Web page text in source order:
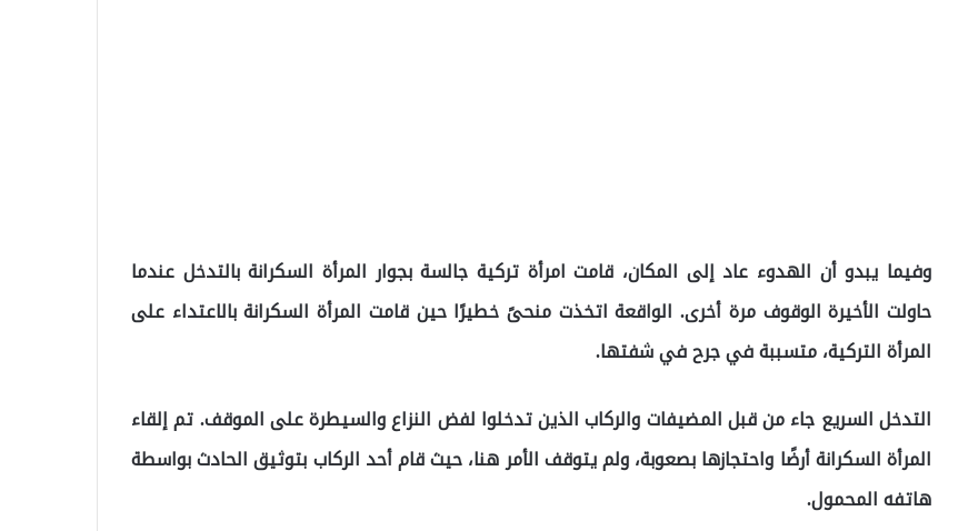
وفيما يبدو أن الهدوء عاد إلى المكان، قامت امرأة تركية جالسة بجوار المرأة السكرانة بالتدخل عندما
حاولت الأخيرة الوقوف مرة أخرى. الواقعة اتخذت منحىً خطيرًا حين قامت المرأة السكرانة بالاعتداء على
المرأة التركية، متسببة في جرح في شفتها.
التدخل السريع جاء من قبل المضيفات والركاب الذين تدخلوا لفض النزاع والسيطرة على الموقف. تم إلقاء
المرأة السكرانة أرضًا واحتجازها بصعوبة، ولم يتوقف الأمر هنا، حيث قام أحد الركاب بتوثيق الحادث بواسطة
هاتفه المحمول.